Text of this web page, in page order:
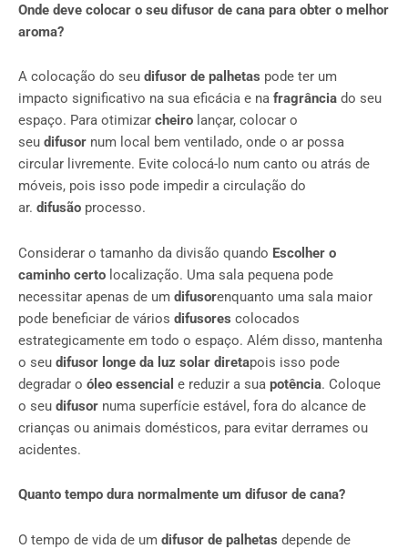
Onde deve colocar o seu difusor de cana para obter o melhor
aroma?
A colocação do seu difusor de palhetas pode ter um
impacto significativo na sua eficácia e na fragrância do seu
espaço. Para otimizar cheiro lançar, colocar o
seu difusor num local bem ventilado, onde o ar possa
circular livremente. Evite colocá-lo num canto ou atrás de
móveis, pois isso pode impedir a circulação do
ar. difusão processo.
Considerar o tamanho da divisão quando Escolher o
caminho certo localização. Uma sala pequena pode
necessitar apenas de um difusorenquanto uma sala maior
pode beneficiar de vários difusores colocados
estrategicamente em todo o espaço. Além disso, mantenha
o seu difusor longe da luz solar diretapois isso pode
degradar o óleo essencial e reduzir a sua potência. Coloque
o seu difusor numa superfície estável, fora do alcance de
crianças ou animais domésticos, para evitar derrames ou
acidentes.
Quanto tempo dura normalmente um difusor de cana?
O tempo de vida de um difusor de palhetas depende de